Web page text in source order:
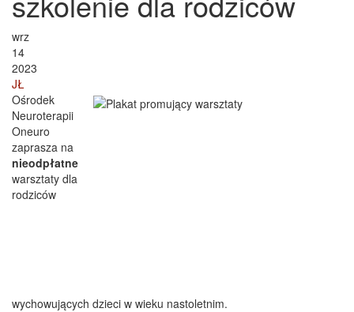
wrz
14
2023
JŁ
Ośrodek
Neuroterapii
Oneuro
zaprasza na
nieodpłatne
warsztaty dla
rodziców
wychowujących dzieci w wieku nastoletnim.